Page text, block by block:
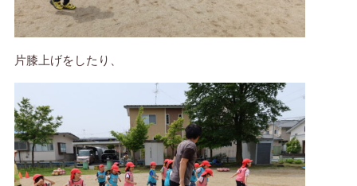
片膝上げをしたり、